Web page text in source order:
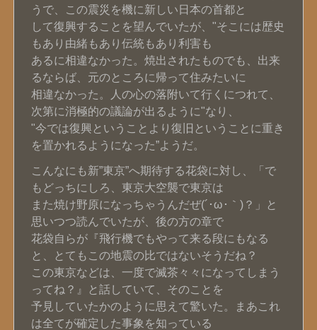
うで、この震災を機に新しい日本の首都と
して復興することを望んでいたが、"そこには歴史
もあり由緒もあり伝統もあり利害も
あるに相違なかった。焼出されたものでも、出来
るならば、元のところに帰って住みたいに
相違なかった。人の心の落附いて行くにつれて、
次第に消極的の議論が出るように"なり、
"今では復興ということより復旧ということに重き
を置かれるようになった”ようだ。
こんなにも新”東京”へ期待する花袋に対し、「で
もどっちにしろ、東京大空襲で東京は
また焼け野原になっちゃうんだぜ(´･ω･｀)？」と
思いつつ読んでいたが、後の方の章で
花袋自らが『飛行機でもやって来る段にもなる
と、とてもこの地震の比ではないそうだね？
この東京などは、一度で滅茶々々になってしまう
ってね？』と話していて、そのことを
予見していたかのように思えて驚いた。まあこれ
は全てが確定した事象を知っている